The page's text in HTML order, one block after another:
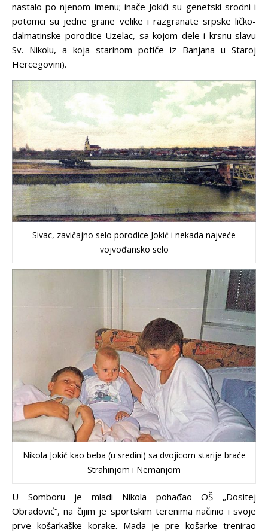
nastalo po njenom imenu; inače Jokići su genetski srodni i
potomci su jedne grane velike i razgranate srpske ličko-
dalmatinske porodice Uzelac, sa kojom dele i krsnu slavu
Sv. Nikolu, a koja starinom potiče iz Banjana u Staroj
Hercegovini).
Sivac, zavičajno selo porodice Jokić i nekada najveće
vojvođansko selo
Nikola Jokić kao beba (u sredini) sa dvojicom starije braće
Strahinjom i Nemanjom
U Somboru je mladi Nikola pohađao OŠ „Dositej
Obradović“, na čijim je sportskim terenima načinio i svoje
prve košarkaške korake. Mada je pre košarke trenirao